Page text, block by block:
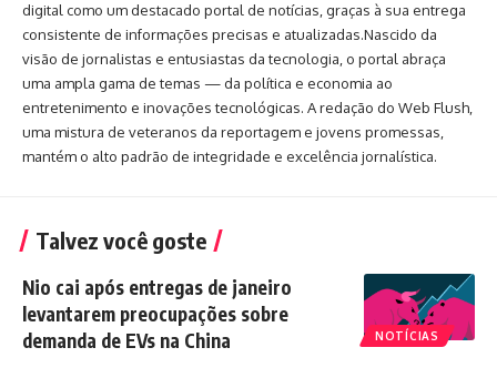
digital como um destacado portal de notícias, graças à sua entrega
consistente de informações precisas e atualizadas.Nascido da
visão de jornalistas e entusiastas da tecnologia, o portal abraça
uma ampla gama de temas — da política e economia ao
entretenimento e inovações tecnológicas. A redação do Web Flush,
uma mistura de veteranos da reportagem e jovens promessas,
mantém o alto padrão de integridade e excelência jornalística.
Talvez você goste
NOTÍCIAS
Nio cai após entregas de janeiro
levantarem preocupações sobre
demanda de EVs na China